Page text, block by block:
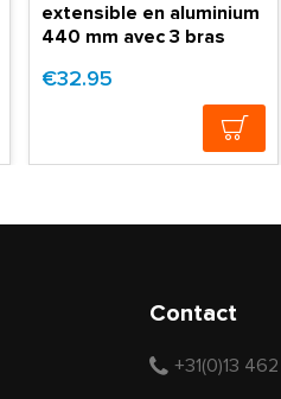
extensible en aluminium
440 mm avec 3 bras
€32.95
Contact
+31(0)13